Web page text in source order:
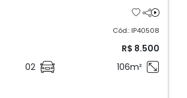
Cód.: IP40508
R$ 8.500
02 106m²